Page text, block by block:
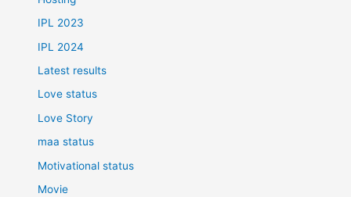
IPL 2023
IPL 2024
Latest results
Love status
Love Story
maa status
Motivational status
Movie